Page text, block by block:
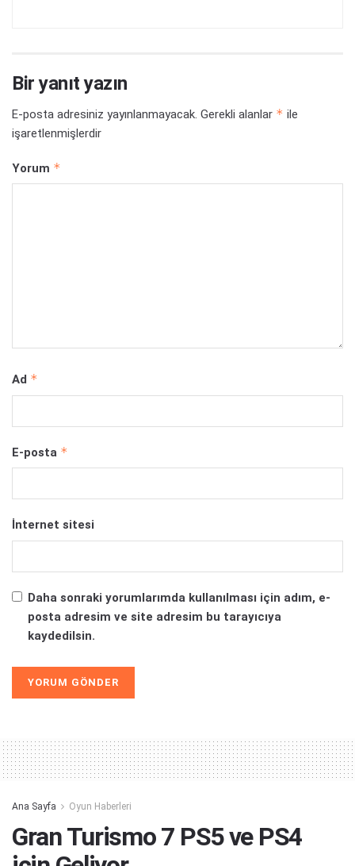
Bir yanıt yazın
E-posta adresiniz yayınlanmayacak. Gerekli alanlar * ile
işaretlenmişlerdir
Yorum *
Ad *
E-posta *
İnternet sitesi
Daha sonraki yorumlarımda kullanılması için adım, e-
posta adresim ve site adresim bu tarayıcıya
kaydedilsin.
Ana Sayfa Oyun Haberleri
Gran Turismo 7 PS5 ve PS4